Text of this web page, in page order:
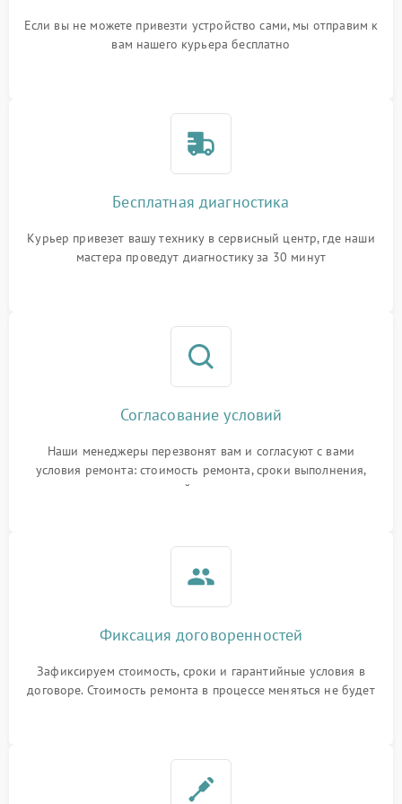
Если вы не можете привезти устройство сами, мы отправим к
вам нашего курьера бесплатно
Бесплатная диагностика
Курьер привезет вашу технику в сервисный центр, где наши
мастера проведут диагностику за 30 минут
Согласование условий
Наши менеджеры перезвонят вам и согласуют с вами
условия ремонта: стоимость ремонта, сроки выполнения,
гарантийные условия
Фиксация договоренностей
Зафиксируем стоимость, сроки и гарантийные условия в
договоре. Стоимость ремонта в процессе меняться не будет